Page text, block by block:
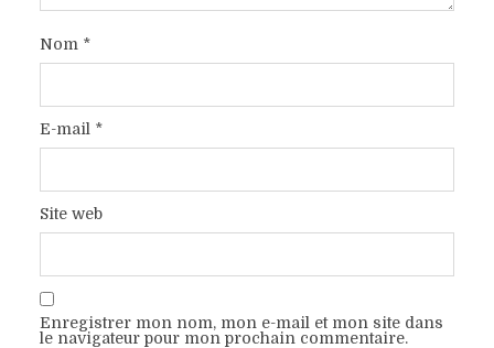
Nom *
E-mail *
Site web
Enregistrer mon nom, mon e-mail et mon site dans
le navigateur pour mon prochain commentaire.